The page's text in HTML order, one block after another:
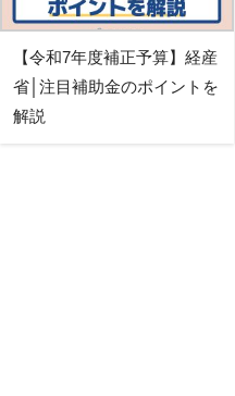
【令和7年度補正予算】経産
省│注目補助金のポイントを
解説